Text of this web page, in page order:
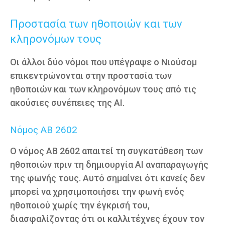
Προστασία των ηθοποιών και των
κληρονόμων τους
Οι άλλοι δύο νόμοι που υπέγραψε ο Νιούσομ
επικεντρώνονται στην προστασία των
ηθοποιών και των κληρονόμων τους από τις
ακούσιες συνέπειες της AI.
Νόμος AB 2602
Ο νόμος AB 2602 απαιτεί τη συγκατάθεση των
ηθοποιών πριν τη δημιουργία AI αναπαραγωγής
της φωνής τους. Αυτό σημαίνει ότι κανείς δεν
μπορεί να χρησιμοποιήσει την φωνή ενός
ηθοποιού χωρίς την έγκρισή του,
διασφαλίζοντας ότι οι καλλιτέχνες έχουν τον